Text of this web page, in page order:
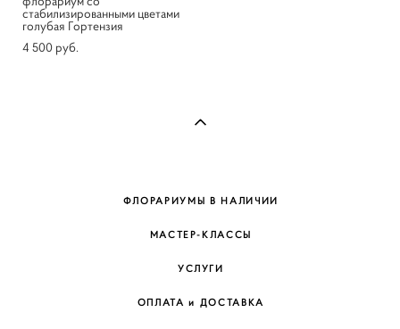
стабилизированными цветами
голубая Гортензия
4 500 pуб.
ФЛОРАРИУМЫ В НАЛИЧИИ
МАСТЕР-КЛАССЫ
УСЛУГИ
ОПЛАТА и ДОСТАВКА